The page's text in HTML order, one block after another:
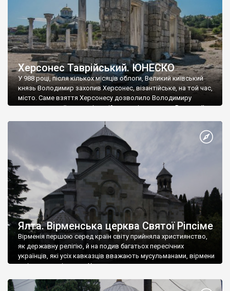
Херсонес Таврійський. ЮНЕСКО
У 988 році, після кількох місяців облоги, Великий київський
князь Володимир захопив Херсонес, візантійське, на той час,
місто. Саме взяття Херсонесу дозволило Володимиру
диктувати свої умови візантійському імператору Василю ІІ, та
Херсонесі Володимир-язичник, став Василем-християнином.
А потім було Хрещення Русі. На честь Херсонесу Таврійського
Ялта. Вірменська церква Святої Ріпсіме
Вірменія першою серед країн світу прийняла християнство,
як державну релігію, й на подив багатьох пересічних
українців, які усіх кавказців вважають мусульманами, вірмени
є відданими вірянами Христа